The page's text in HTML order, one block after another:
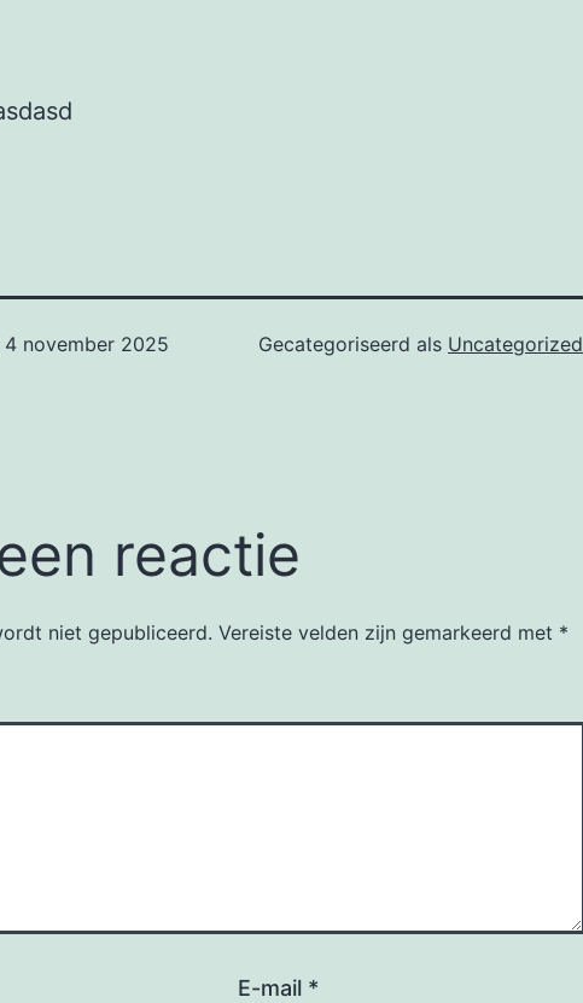
4 november 2025
Gecategoriseerd als Uncategorized
reactie
niet gepubliceerd. Vereiste velden zijn gemarkeerd met *
E-mail *